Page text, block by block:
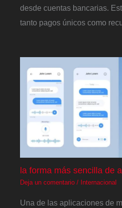
desde cuentas bancarias.
tanto pagos únicos como
la forma más sencilla de
Deja un comentario / Internacional
Una de las aplicaciones de